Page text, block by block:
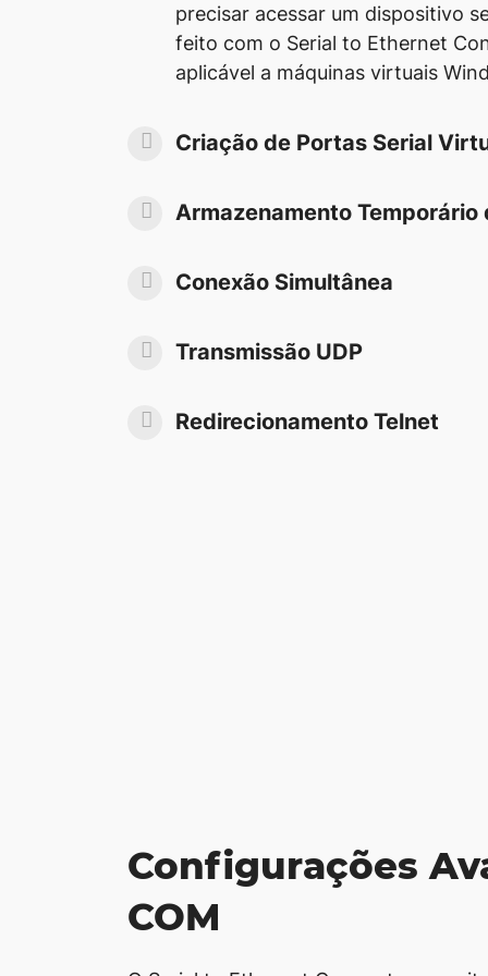
precisar acessar um dispositivo
feito com o Serial to Ethernet
aplicável a máquinas virtuais
Criação de Portas Serial
Armazenamento Temporário
Conexão Simultânea
Transmissão UDP
Redirecionamento Telnet
Configurações
COM